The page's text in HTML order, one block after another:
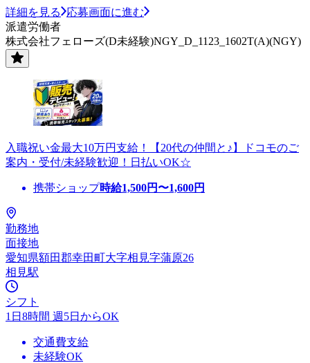
詳細を見る
応募画面に進む
派遣労働者
株式会社フェローズ(D未経験)NGY_D_1123_1602T(A)(NGY)
入職祝い金最大10万円支給！【20代の仲間と♪】ドコモのご
案内・受付/未経験歓迎！日払いOK☆
携帯ショップ時給1,500円〜1,600円
勤務地
面接地
愛知県額田郡幸田町大字相見字蒲原26
相見駅
シフト
1日8時間 週5日からOK
交通費支給
未経験OK